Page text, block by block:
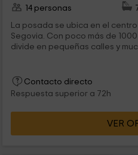
14 personas
La posada se ubica en el
Segovia. Con poco más de
divide en pequeñas calles y
Contacto directo
Respuesta superior a 72h
VER